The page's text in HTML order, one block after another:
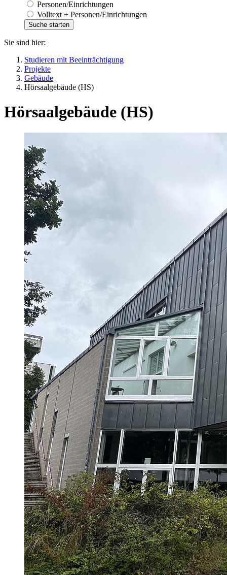
Personen/Einrichtungen
Volltext + Personen/Einrichtungen
Sie sind hier:
Studieren mit Beeinträchtigung
Projekte
Gebäude
Hörsaalgebäude (HS)
Hörsaalgebäude (HS)